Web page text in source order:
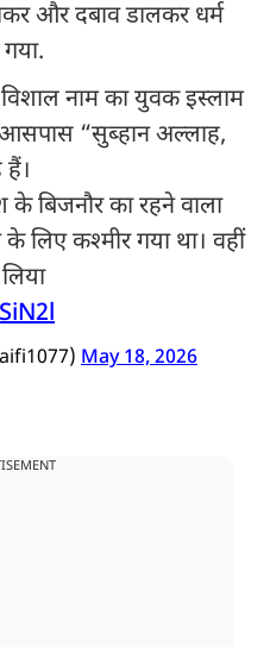
और दबाव डालकर धर्म
नाम का युवक इस्लाम
“सुब्हान अल्लाह,
के बिजनौर का रहने वाला
लिए कश्मीर गया था। वहीं
May 18, 2026